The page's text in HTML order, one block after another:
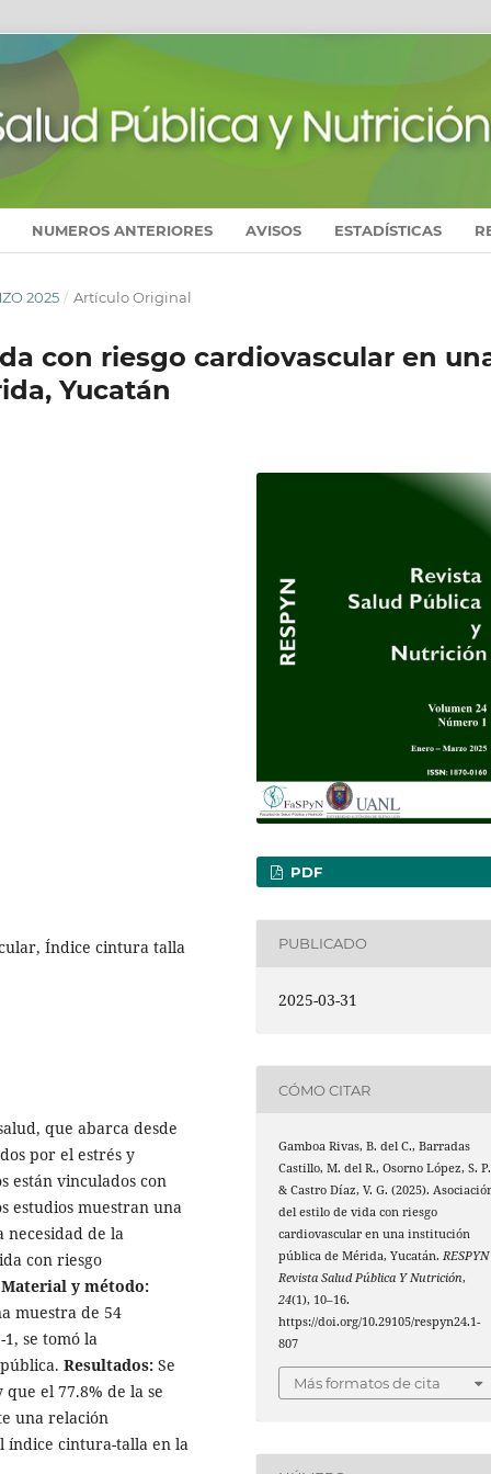
NUMEROS ANTERIORES AVISOS ESTADÍSTICAS
2025 / Artículo Original
con riesgo cardiovascular en
Yucatán
Índice cintura talla
que abarca desde
por el estrés y
están vinculados con
estudios muestran una
de la
con riesgo
Material y método:
muestra de 54
se tomó la
Resultados: Se
el 77.8% de la se
una relación
índice cintura-talla en la
PDF
PUBLICADO
2025-03-31
CÓMO CITAR
Gamboa Rivas, B. del C., Barradas
Castillo, M. del R., Osorno López, S.
& Castro Díaz, V. G. (2025).
del estilo de vida con riesgo
cardiovascular en una institución
pública de Mérida, Yucatán.RESPYN
Revista Salud Pública Y Nutrición,
24(1), 10–16.
https://doi.org/10.29105/respyn24.1-
807
Más formatos de cita